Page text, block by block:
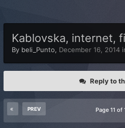
Kablovska, internet,
By beli_Punto, December 16, 2014
Reply to
PREV Page 11 of